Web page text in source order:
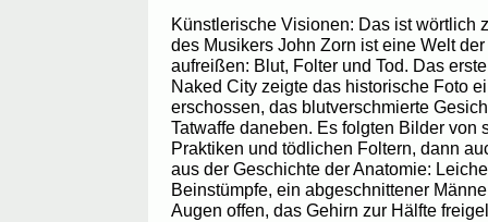
Künstlerische Visionen: Das ist wörtlich
des Musikers John Zorn ist eine Welt
aufreißen: Blut, Folter und Tod. Das
Naked City zeigte das historische Foto
erschossen, das blutverschmierte
Tatwaffe daneben. Es folgten Bilder von
Praktiken und tödlichen Foltern, dann
aus der Geschichte der Anatomie:
Beinstümpfe, ein abgeschnittener
Augen offen, das Gehirn zur Hälfte